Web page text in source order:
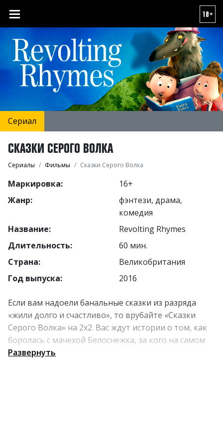
18+
Сериал
СКАЗКИ СЕРОГО ВОЛКА
Сериалы Фильмы Сказки Серого Волка
Маркировка:
16+
Жанр:
фэнтези, драма,
комедия
Название:
Revolting Rhymes
Длительность:
60 мин.
Страна:
Великобритания
Год выпуска:
2016
Если вам надоели банальные сказки из разряда
«жили долго и счастливо», то врубайте «Сказки
Серого Волка» на 2х2. Вас ждут истории о том, как
боролась с мачехой Белоснежка, за кого на самом
деле вышла замуж Золушка и как Красная Шапочка
Развернуть